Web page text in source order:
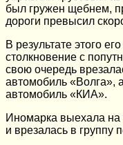
был гружен щебнем,
дороги превысил
В результате этого
столкновение с
свою очередь
автомобиль «Волга»,
автомобиль «КИА».
Иномарка выехала на
и врезалась в группу